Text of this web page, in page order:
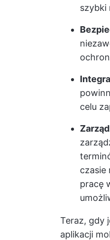
szybki
celu
czasie
pracę
Teraz, gdy
aplikacji